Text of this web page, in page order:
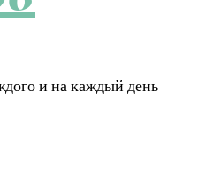
и на каждый день